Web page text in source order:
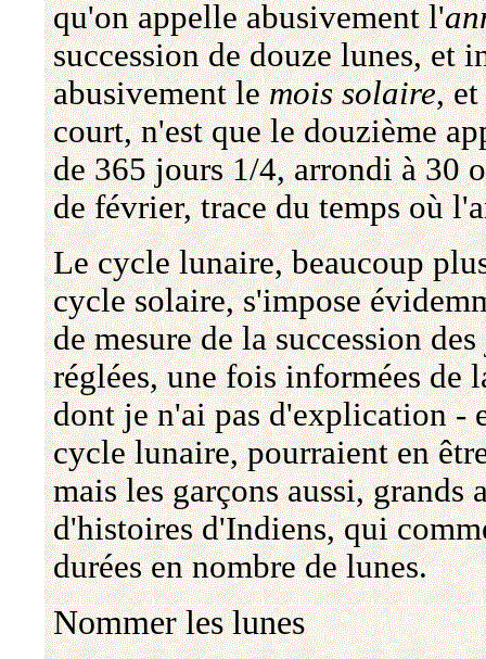
qu'on appelle abusivement l'
succession de douze lunes, et
abusivement lemois solaire,
court, n'est que le douzième
de 365 jours 1/4, arrondi à 30
de février, trace du temps où
Le cycle lunaire, beaucoup
cycle solaire, s'impose
de mesure de la succession
réglées, une fois informées de
dont je n'ai pas d'explication -
cycle lunaire, pourraient en
mais les garçons aussi, grands
d'histoires d'Indiens, qui
durées en nombre de lunes.
Nommer les lunes